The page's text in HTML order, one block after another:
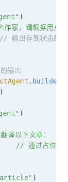
)
作家，请根据用
// 输出存到状态
输出
. builder
)
)
译以下文章：
// 通过占位符
)